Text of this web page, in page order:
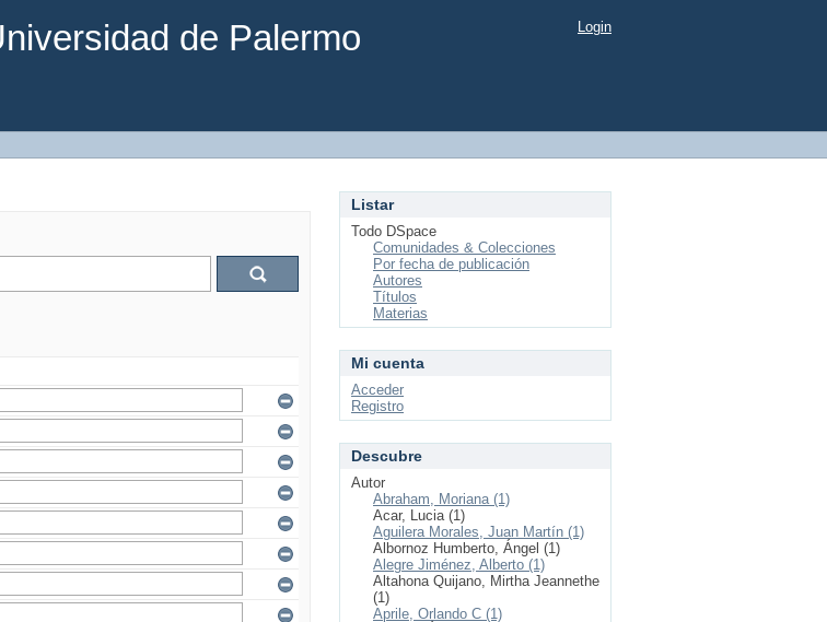
de Palermo Login
Listar
Todo DSpace
Comunidades & Colecciones
Por fecha de publicación
Autores
Títulos
Materias
Mi cuenta
Acceder
Registro
Descubre
Autor
Abraham, Moriana (1)
Acar, Lucia (1)
Aguilera Morales, Juan Martín (1)
Albornoz Humberto, Ángel (1)
Alegre Jiménez, Alberto (1)
Altahona Quijano, Mirtha Jeannethe
(1)
Aprile, Orlando C (1)